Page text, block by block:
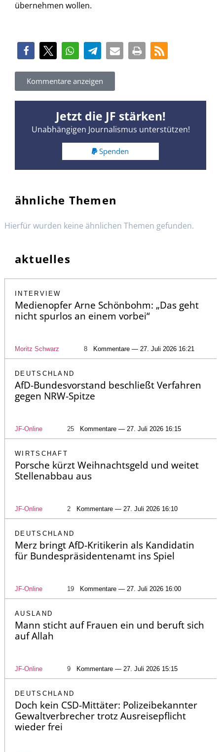
übernehmen wollen.
Kommentare anzeigen
Jetzt die JF stärken!
Unabhängigen Journalismus unterstützen!
Spenden
ähnliche Themen
Hierfür wurden keine ähnlichen Themen gefunden.
aktuelles
INTERVIEW
Medienopfer Arne Schönbohm: „Das geht
nicht spurlos an einem vorbei“
Moritz Schwarz 8 Kommentare — 27. Juli 2026 16:21
DEUTSCHLAND
AfD-Bundesvorstand beschließt Verfahren
gegen NRW-Spitze
JF-Online 25 Kommentare — 27. Juli 2026 16:15
WIRTSCHAFT
Porsche kürzt Weihnachtsgeld und weitet
Stellenabbau aus
JF-Online 2 Kommentare — 27. Juli 2026 16:10
DEUTSCHLAND
Merz bringt AfD-Kritikerin als Kandidatin
für Bundespräsidentenamt ins Spiel
JF-Online 19 Kommentare — 27. Juli 2026 16:00
AUSLAND
Mann sticht auf Frauen ein und beruft sich
auf Allah
JF-Online 9 Kommentare — 27. Juli 2026 15:15
DEUTSCHLAND
Doch kein CSD-Mittäter: Polizeibekannter
Gewaltverbrecher trotz Ausreisepflicht
wieder frei